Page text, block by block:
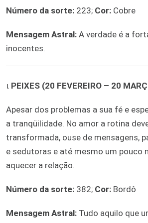
Número da sorte: 223; Cor: Cobre
Mensagem Astral: A verdade é a
inocentes.
ι PEIXES (20 FEVEREIRO – 20
Apesar dos problemas a sua fé e
a tranqüilidade. No amor a rotina
transformada, ouse de mensagens,
e sedutoras e até mesmo um pouco
aquecer a relação.
Número da sorte: 382; Cor: Bordô
Mensagem Astral: Tudo aquilo que